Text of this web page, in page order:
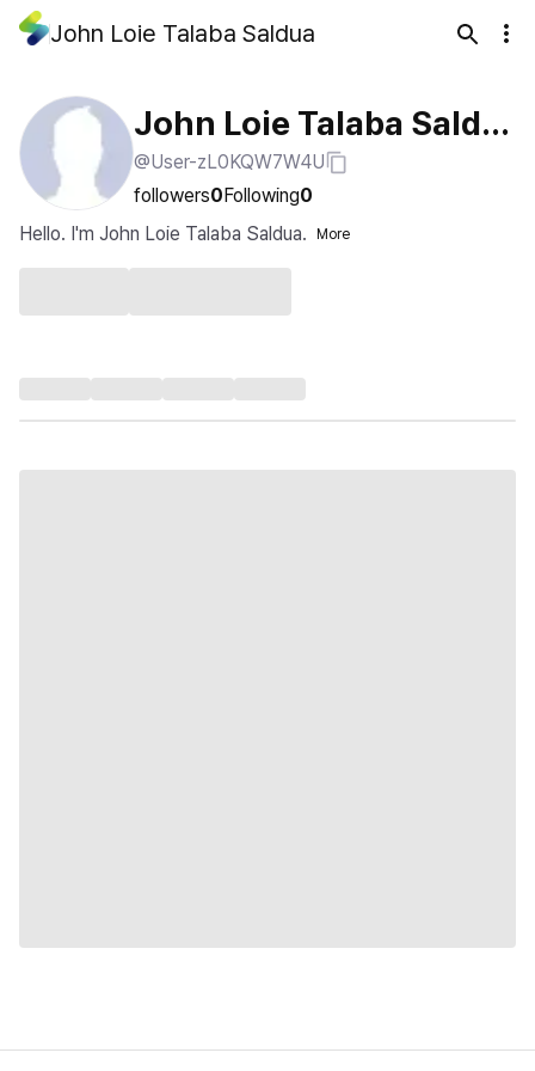
John Loie Talaba Saldua
John Loie Talaba Saldu
a
@User-zL0KQW7W4U
followers0Following0
Hello. I'm John Loie Talaba Saldua.
More